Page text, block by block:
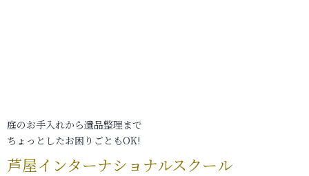
庭のお手入れから遺品整理まで
ちょっとしたお困りごともOK!
芦屋インターナショナルスクール